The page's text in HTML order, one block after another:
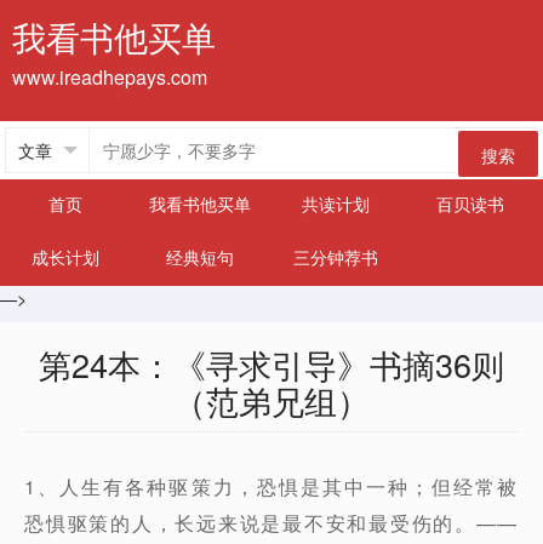
我看书他买单
www.ireadhepays.com
搜索
首页
我看书他买单 共读计划 百贝读书
成长计划 经典短句
三分钟荐书
—>
第24本：《寻求引导》书摘36则
（范弟兄组）
1、人生有各种驱策力，恐惧是其中一种；但经常被
恐惧驱策的人，长远来说是最不安和最受伤的。——